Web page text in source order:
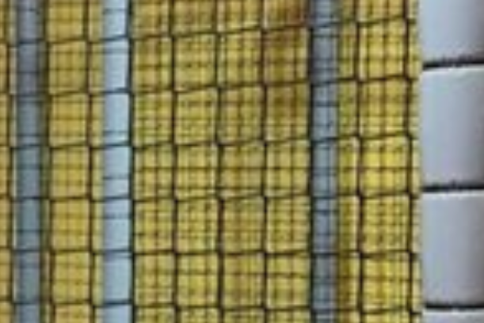
SPA
Dzieci
Narty
Biznes
Wesela i przyjęcia
Imprezy
Otwarcie lato 2026
Saunarium